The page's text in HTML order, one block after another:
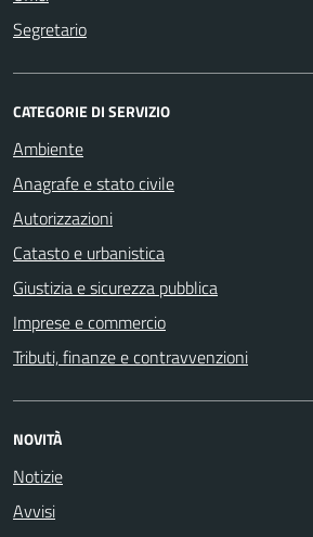
Segretario
CATEGORIE DI SERVIZIO
Ambiente
Anagrafe e stato civile
Autorizzazioni
Catasto e urbanistica
Giustizia e sicurezza pubblica
Imprese e commercio
Tributi, finanze e contravvenzioni
NOVITÀ
Notizie
Avvisi